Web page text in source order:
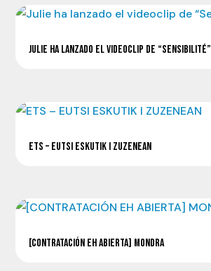
JULIE HA LANZADO EL VIDEOCLIP DE “SENSIBILITÉ”
ETS – EUTSI ESKUTIK I ZUZENEAN
[CONTRATACIÓN EH ABIERTA] MONDRA